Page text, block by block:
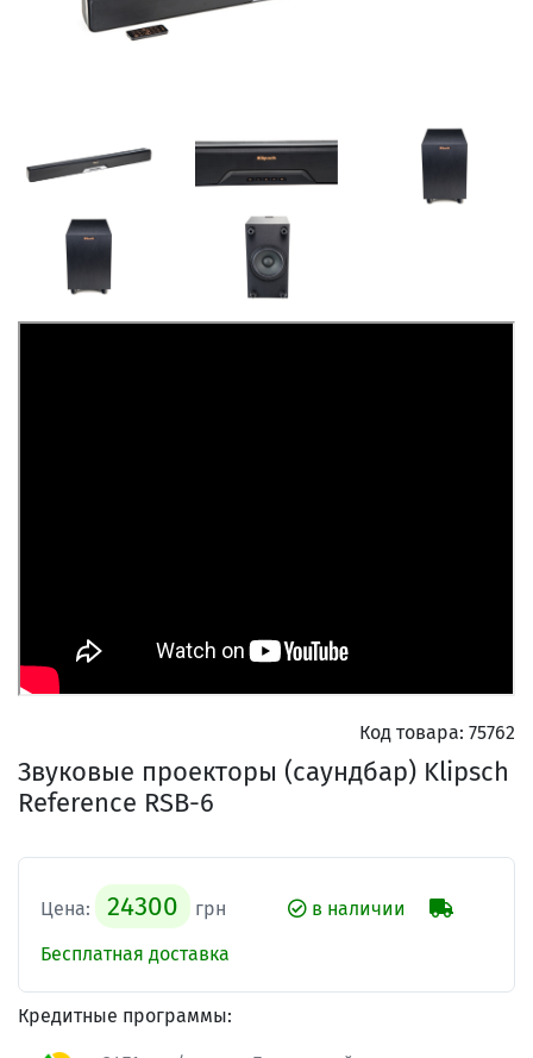
Код товара: 75762
Звуковые проекторы (саундбар) Klipsch
Reference RSB-6
Цена: 24300 грн
в наличии
Бесплатная доставка
Кредитные программы: